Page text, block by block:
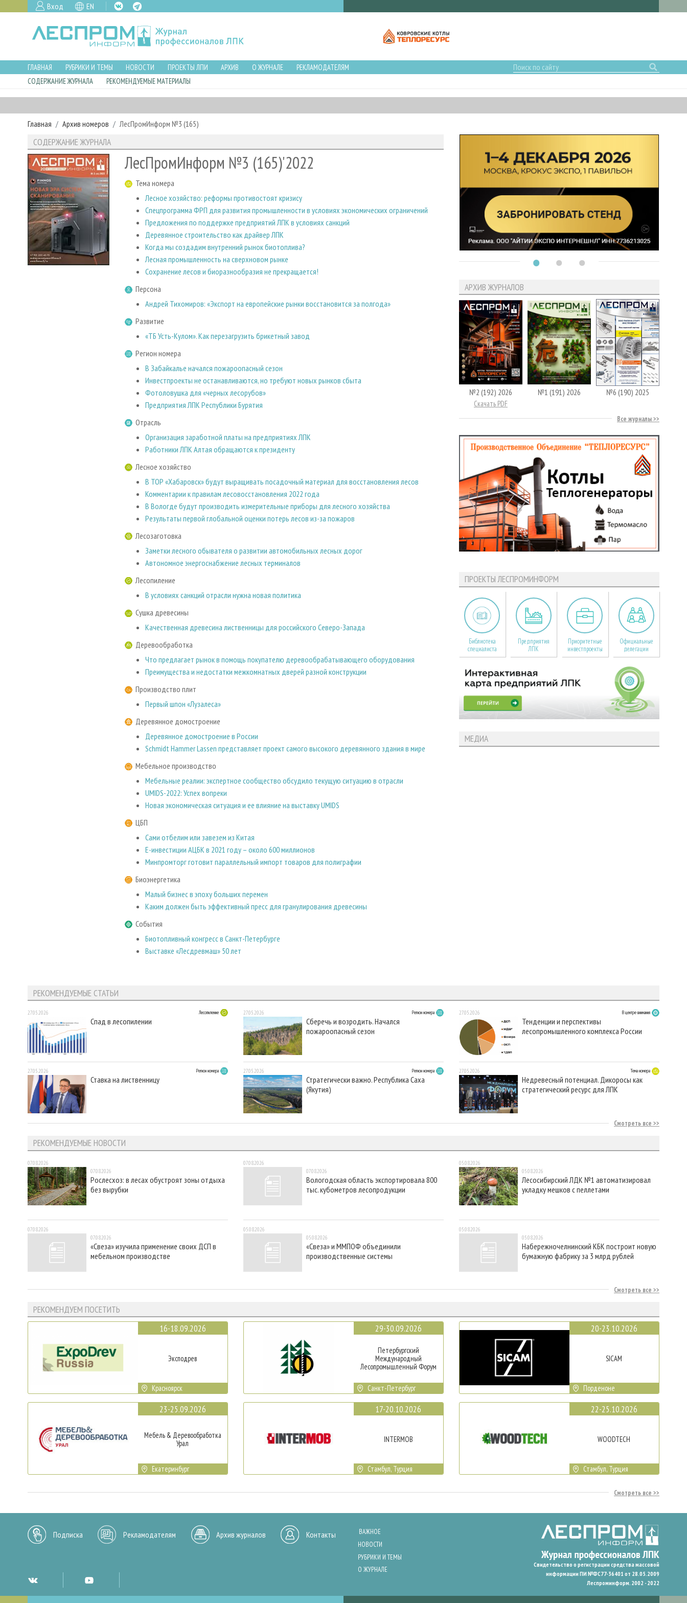
Вход EN
ГЛАВНАЯ РУБРИКИ И ТЕМЫ НОВОСТИ ПРОЕКТЫ ЛПИ АРХИВ О ЖУРНАЛЕ
РЕКЛАМОДАТЕЛЯМ
СОДЕРЖАНИЕ ЖУРНАЛА
РЕКОМЕНДУЕМЫЕ МАТЕРИАЛЫ
Главная Архив номеров ЛесПромИнформ №3 (165)
СОДЕРЖАНИЕ ЖУРНАЛА
ЛесПромИнформ №3 (165)'2022
Тема номера
Лесное хозяйство: реформы противостоят кризису
Спецпрограмма ФРП для развития промышленности в условиях экономических ограничений
Предложения по поддержке предприятий ЛПК в условиях санкций
Деревянное строительство как драйвер ЛПК
Когда мы создадим внутренний рынок биотоплива?
Лесная промышленность на сверхновом рынке
Сохранение лесов и биоразнообразия не прекращается!
Персона
Андрей Тихомиров: «Экспорт на европейские рынки восстановится за полгода»
Развитие
«ТБ Усть-Кулом». Как перезагрузить брикетный завод
Регион номера
В Забайкалье начался пожароопасный сезон
Инвестпроекты не останавливаются, но требуют новых рынков сбыта
Фотоловушка для «черных лесорубов»
Предприятия ЛПК Республики Бурятия
Отрасль
Организация заработной платы на предприятиях ЛПК
Работники ЛПК Алтая обращаются к президенту
Лесное хозяйство
В ТОР «Хабаровск» будут выращивать посадочный материал для восстановления лесов
Комментарии к правилам лесовосстановления 2022 года
В Вологде будут производить измерительные приборы для лесного хозяйства
Результаты первой глобальной оценки потерь лесов из-за пожаров
Лесозаготовка
Заметки лесного обывателя о развитии автомобильных лесных дорог
Автономное энергоснабжение лесных терминалов
Лесопиление
В условиях санкций отрасли нужна новая политика
Сушка древесины
Качественная древесина лиственницы для российского Северо-Запада
Деревообработка
Что предлагает рынок в помощь покупателю деревообрабатывающего оборудования
Преимущества и недостатки межкомнатных дверей разной конструкции
Производство плит
Первый шпон «Лузалеса»
Деревянное домостроение
Деревянное домостроение в России
Schmidt Hammer Lassen представляет проект самого высокого деревянного здания в мире
Мебельное производство
Мебельные реалии: экспертное сообщество обсудило текущую ситуацию в отрасли
UMIDS-2022: Успех вопреки
Новая экономическая ситуация и ее влияние на выставку UMIDS
ЦБП
Сами отбелим или завезем из Китая
E-инвестиции АЦБК в 2021 году – около 600 миллионов
Минпромторг готовит параллельный импорт товаров для полиграфии
Биоэнергетика
Малый бизнес в эпоху больших перемен
Каким должен быть эффективный пресс для гранулирования древесины
События
Биотопливный конгресс в Санкт-Петербурге
Выставке «Лесдревмаш» 50 лет
АРХИВ ЖУРНАЛОВ
№2 (192) 2026
Скачать PDF
№1 (191) 2026 №6 (190) 2025
Все журналы
ПРОЕКТЫ ЛЕСПРОМИНФОРМ
Библиотека
специалиста
Предприятия
ЛПК
Приоритетные
инвестпроекты
Официальные
делегации
МЕДИА
РЕКОМЕНДУЕМЫЕ СТАТЬИ
27.05.2026 Лесопиление
Спад в лесопилении
27.05.2026 Регион номера
Ставка на лиственницу
27.05.2026 Регион номера
Сберечь и возродить. Начался
пожароопасный сезон
27.05.2026 Регион номера
Стратегически важно. Республика Саха
(Якутия)
27.05.2026 В центре внимания
Тенденции и перспективы
лесопромышленного комплекса России
27.05.2026 Тема номера
Недревесный потенциал. Дикоросы как
стратегический ресурс для ЛПК
Смотреть все
РЕКОМЕНДУЕМЫЕ НОВОСТИ
07.08.2026
07.08.2026
Рослесхоз: в лесах обустроят зоны отдыха
без вырубки
07.08.2026
07.08.2026
«Свеза» изучила применение своих ДСП в
мебельном производстве
07.08.2026
07.08.2026
Вологодская область экспортировала 800
тыс. кубометров лесопродукции
05.08.2026
05.08.2026
«Свеза» и ММПОФ объединили
производственные системы
05.08.2026
05.08.2026
Лесосибирский ЛДК №1 автоматизировал
укладку мешков с пеллетами
05.08.2026
05.08.2026
Набережночелнинский КБК построит новую
бумажную фабрику за 3 млрд рублей
Смотреть все
РЕКОМЕНДУЕМ ПОСЕТИТЬ
16-18.09.2026
Эксподрев
Красноярск
23-25.09.2026
Мебель & Деревообработка
Урал
Екатеринбург
29-30.09.2026
Петербургский
Международный
Лесопромышленный Форум
Санкт-Петербург
17-20.10.2026
INTERMOB
Стамбул, Турция
20-23.10.2026
SICAM
Порденоне
22-25.10.2026
WOODTECH
Стамбул, Турция
Смотреть все
Подписка Рекламодателям Архив журналов Контакты
ВАЖНОЕ
НОВОСТИ
РУБРИКИ И ТЕМЫ
О ЖУРНАЛЕ
Свидетельство о регистрации средства массовой
информации ПИ №ФС77-36401 от 28.05.2009
Леспроминформ. 2002 - 2022